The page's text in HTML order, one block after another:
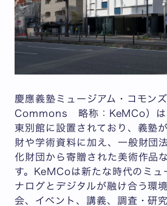
慶應義塾ミュージアム・コモン
Commons 略称：KeMCo）は
東別館に設置されており、義塾
財や学術資料に加え、一般財団
化財団から寄贈された美術作品
す。KeMCoは新たな時代のミュ
ナログとデジタルが融け合う環
会、イベント、講義、調査・研